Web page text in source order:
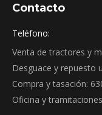
Contacto
Teléfono:
Venta de tractores y
Desguace y repuesto
Compra y tasación:
Oficina y